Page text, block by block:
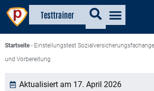
Testtrainer
Startseite- Einstellungstest
und Vorbereitung
Aktualisiert am 17. April 2026